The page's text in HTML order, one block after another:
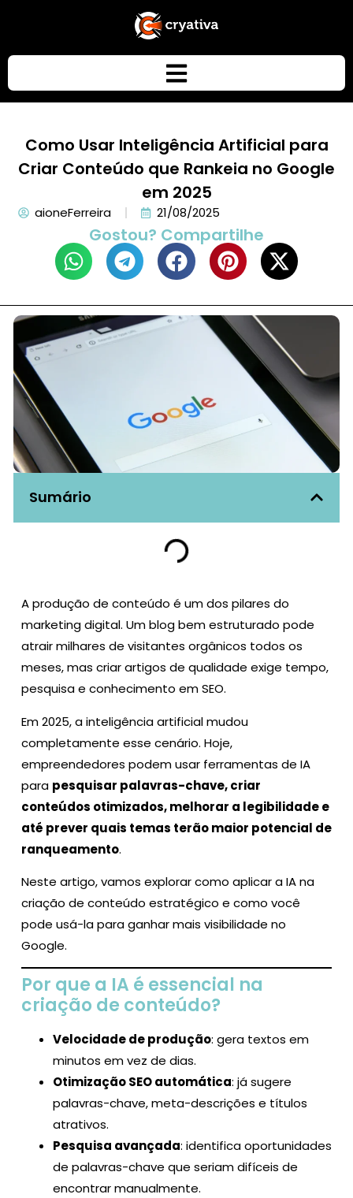
Como Usar Inteligência Artificial para
Criar Conteúdo que Rankeia no Google
em 2025
aioneFerreira 21/08/2025
Gostou? Compartilhe
Sumário
A produção de conteúdo é um dos pilares do
marketing digital. Um blog bem estruturado pode
atrair milhares de visitantes orgânicos todos os
meses, mas criar artigos de qualidade exige tempo,
pesquisa e conhecimento em SEO.
Em 2025, a inteligência artificial mudou
completamente esse cenário. Hoje,
empreendedores podem usar ferramentas de IA
para pesquisar palavras-chave, criar
conteúdos otimizados, melhorar a legibilidade e
até prever quais temas terão maior potencial de
ranqueamento.
Neste artigo, vamos explorar como aplicar a IA na
criação de conteúdo estratégico e como você
pode usá-la para ganhar mais visibilidade no
Google.
Por que a IA é essencial na
criação de conteúdo?
Velocidade de produção: gera textos em
minutos em vez de dias.
Otimização SEO automática: já sugere
palavras-chave, meta-descrições e títulos
atrativos.
Pesquisa avançada: identifica oportunidades
de palavras-chave que seriam difíceis de
encontrar manualmente.